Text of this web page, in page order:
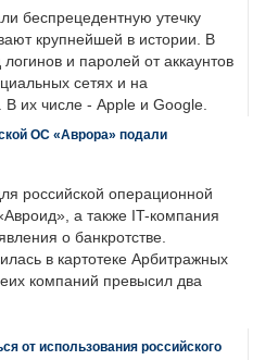
беспрецедентную утечку
крупнейшей в истории. В
и паролей от аккаунтов
сетях и на
В их числе - Apple и Google.
ОС «Аврора» подали
российской операционной
а также IT-компания
о банкротстве.
в картотеке Арбитражных
компаний превысил два
от использования российского